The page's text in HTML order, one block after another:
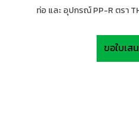
ท่อ และ อุปกรณ์ PP-R ตรา
ขอใบเส